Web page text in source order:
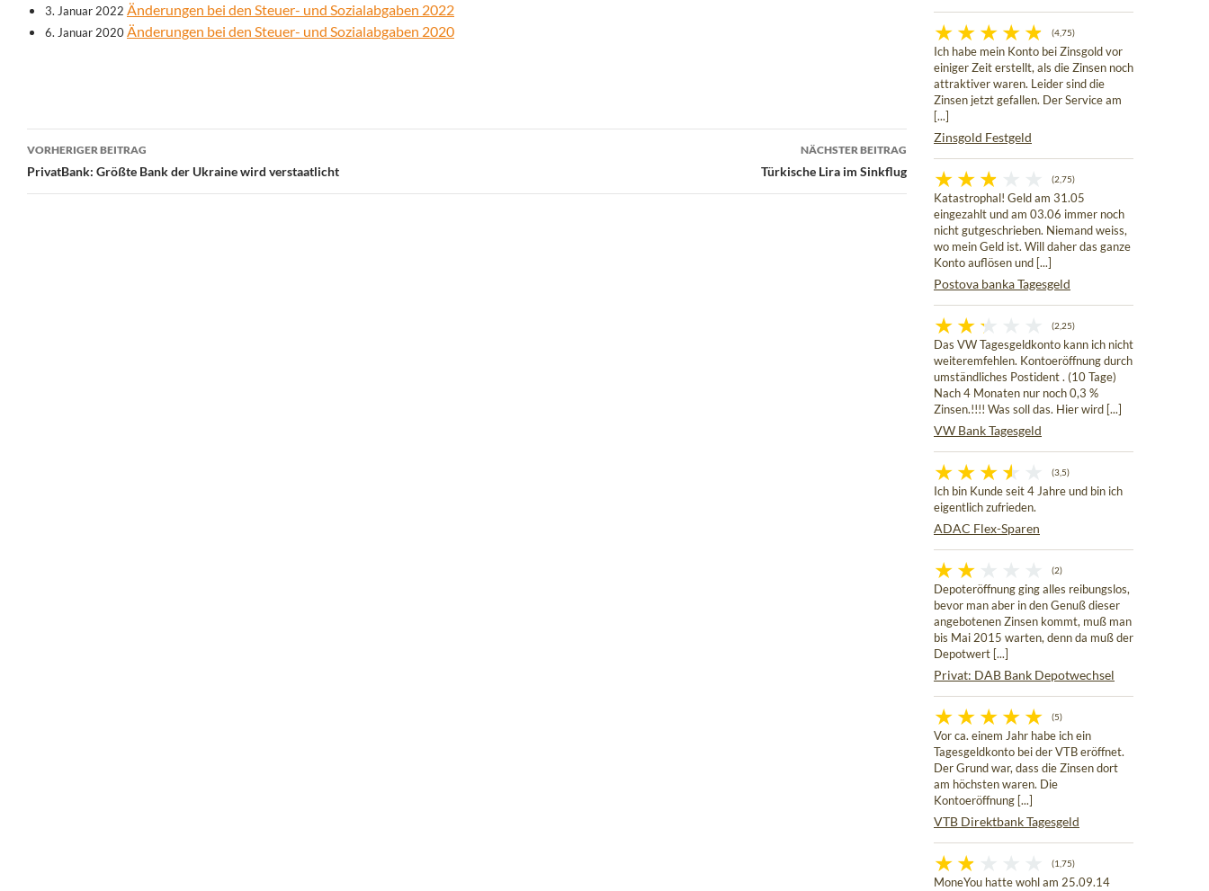
3. Januar 2022 Änderungen bei den Steuer- und Sozialabgaben 2022
6. Januar 2020Änderungen bei den Steuer- und Sozialabgaben 2020
Beitrags-
Navigation
VORHERIGER BEITRAG
PrivatBank: Größte Bank der Ukraine wird verstaatlicht
NÄCHSTER BEITRAG
Türkische Lira im Sinkflug
(4,75)
Ich habe mein Konto bei Zinsgold vor
einiger Zeit erstellt, als die Zinsen noch
attraktiver waren. Leider sind die
Zinsen jetzt gefallen. Der Service am
[...]
Zinsgold Festgeld
(2,75)
Katastrophal! Geld am 31.05
eingezahlt und am 03.06 immer noch
nicht gutgeschrieben. Niemand weiss,
wo mein Geld ist. Will daher das ganze
Konto auflösen und [...]
Postova banka Tagesgeld
(2,25)
Das VW Tagesgeldkonto kann ich nicht
weiteremfehlen. Kontoeröffnung durch
umständliches Postident . (10 Tage)
Nach 4 Monaten nur noch 0,3 %
Zinsen.!!!! Was soll das. Hier wird [...]
VW Bank Tagesgeld
(3,5)
Ich bin Kunde seit 4 Jahre und bin ich
eigentlich zufrieden.
ADAC Flex-Sparen
(2)
Depoteröffnung ging alles reibungslos,
bevor man aber in den Genuß dieser
angebotenen Zinsen kommt, muß man
bis Mai 2015 warten, denn da muß der
Depotwert [...]
Privat: DAB Bank Depotwechsel
(5)
Vor ca. einem Jahr habe ich ein
Tagesgeldkonto bei der VTB eröffnet.
Der Grund war, dass die Zinsen dort
am höchsten waren. Die
Kontoeröffnung [...]
VTB Direktbank Tagesgeld
(1,75)
MoneYou hatte wohl am 25.09.14